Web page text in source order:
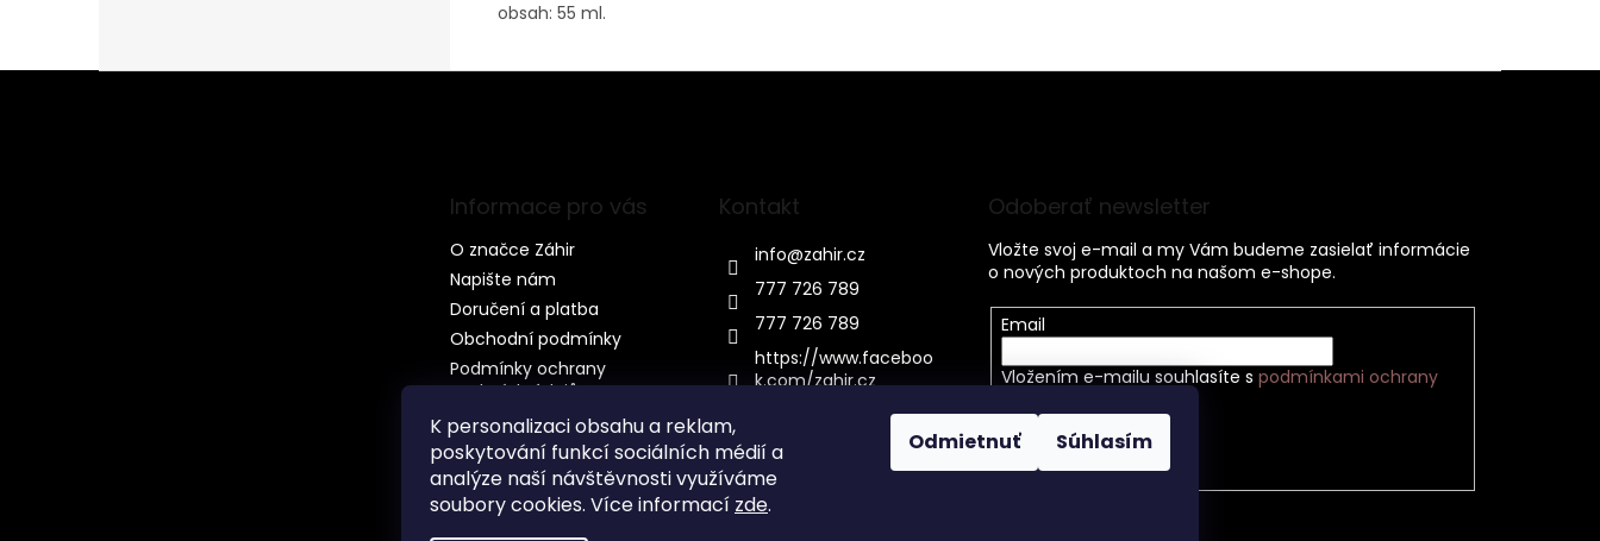
K personalizaci obsahu a reklam,
poskytování funkcí sociálních médií a
analýze naší návštěvnosti využíváme
soubory cookies. Více informací zde.
Odmietnuť Súhlasím
obsah: 55 ml.
Informace pro vás
O značce Záhir
Napište nám
Doručení a platba
Obchodní podmínky
Podmínky ochrany
osobních údajů
Kontakt
info@zahir.cz
777 726 789
777 726 789
https://www.faceboo
k.com/zahir.cz
Odoberať newsletter
Vložte svoj e-mail a my Vám budeme zasielať informácie
o nových produktoch na našom e-shope.
Email
Vložením e-mailu souhlasíte spodmínkami ochrany
PRIHLÁSIŤ SA